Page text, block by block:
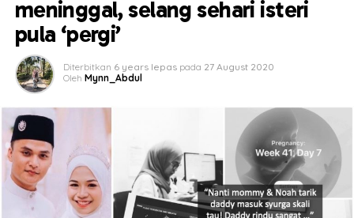
meninggal, selang sehari isteri
pula ‘pergi’
Diterbitkan 6 years lepas pada 27 August 2020
Oleh Mynn_Abdul